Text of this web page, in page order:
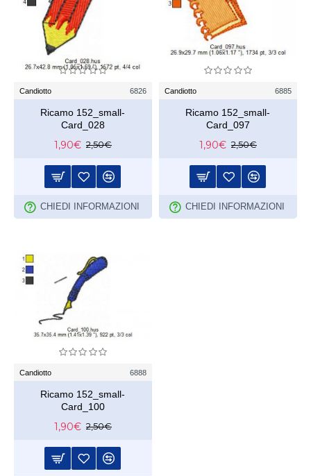
Candiotto 6826
Ricamo 152_small-
Card_028
1,90€ 2,50€
CHIEDI INFORMAZIONI
Candiotto 6885
Ricamo 152_small-
Card_097
1,90€ 2,50€
CHIEDI INFORMAZIONI
Candiotto 6888
Ricamo 152_small-
Card_100
1,90€ 2,50€